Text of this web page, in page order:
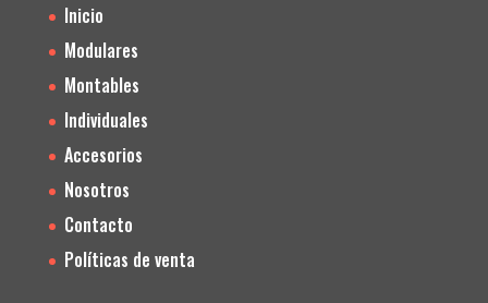
Inicio
Modulares
Montables
Individuales
Accesorios
Nosotros
Contacto
Políticas de venta